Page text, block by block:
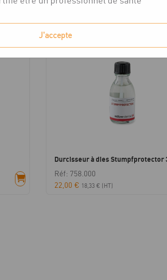
Durcisseur à dies Stumpfprotector
Réf: 758.000
22,00 € 18,33 € (HT)
J'accepte